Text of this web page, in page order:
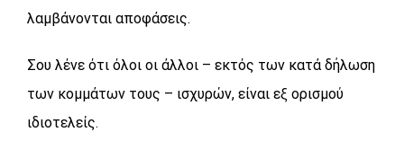
λαμβάνονται αποφάσεις.
Σου λένε ότι όλοι οι άλλοι – εκτός των κατά δήλωση
των κομμάτων τους – ισχυρών, είναι εξ ορισμού
ιδιοτελείς.